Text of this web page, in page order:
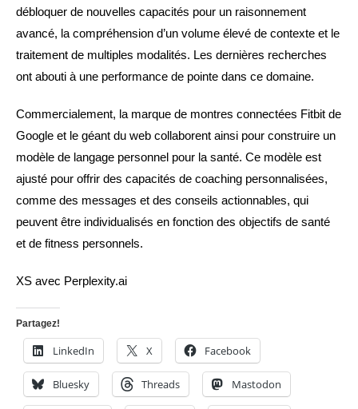
débloquer de nouvelles capacités pour un raisonnement
avancé, la compréhension d’un volume élevé de contexte et le
traitement de multiples modalités. Les dernières recherches
ont abouti à une performance de pointe dans ce domaine.
Commercialement, la marque de montres connectées Fitbit de
Google et le géant du web collaborent ainsi pour construire un
modèle de langage personnel pour la santé. Ce modèle est
ajusté pour offrir des capacités de coaching personnalisées,
comme des messages et des conseils actionnables, qui
peuvent être individualisés en fonction des objectifs de santé
et de fitness personnels.
XS avec Perplexity.ai
Partagez!
LinkedIn X Facebook
Bluesky Threads Mastodon